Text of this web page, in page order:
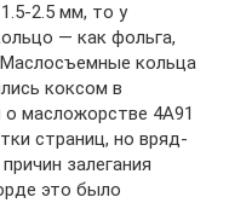
2.5 мм, то у
— как фольга,
кольца
коксом в
масложорстве 4А91
страниц, но вряд-
залегания
это было